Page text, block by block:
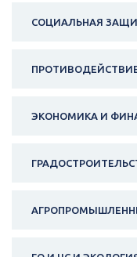
СОЦИАЛЬНАЯ
ЭКОНОМИКА И